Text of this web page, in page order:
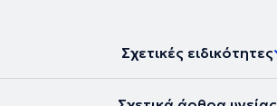
Σχετικές ειδικότητες